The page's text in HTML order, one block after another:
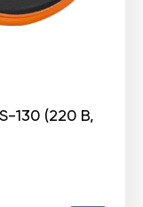
130 (220 В,